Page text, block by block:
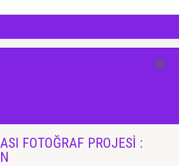
FOTOĞRAF PROJESI :